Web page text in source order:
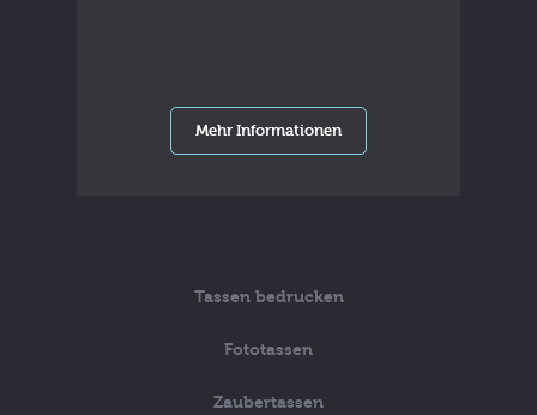
Mehr Informationen
Tassen bedrucken
Fototassen
Zaubertassen